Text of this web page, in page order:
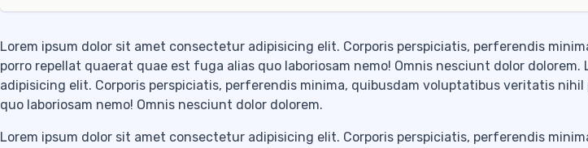
Lorem ipsum dolor sit amet consectetur adipisicing elit. Corporis perspiciatis, perferendis
porro repellat quaerat quae est fuga alias quo laboriosam nemo! Omnis nesciunt dolor
adipisicing elit. Corporis perspiciatis, perferendis minima, quibusdam voluptatibus veritatis
quo laboriosam nemo! Omnis nesciunt dolor dolorem.
Lorem ipsum dolor sit amet consectetur adipisicing elit. Corporis perspiciatis, perferendis